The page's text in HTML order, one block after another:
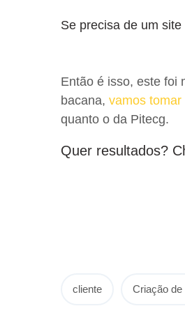
Se precisa de um
Então é isso, este foi
bacana, vamos
quanto o da Pitecg.
Quer resultados?
cliente Criação de